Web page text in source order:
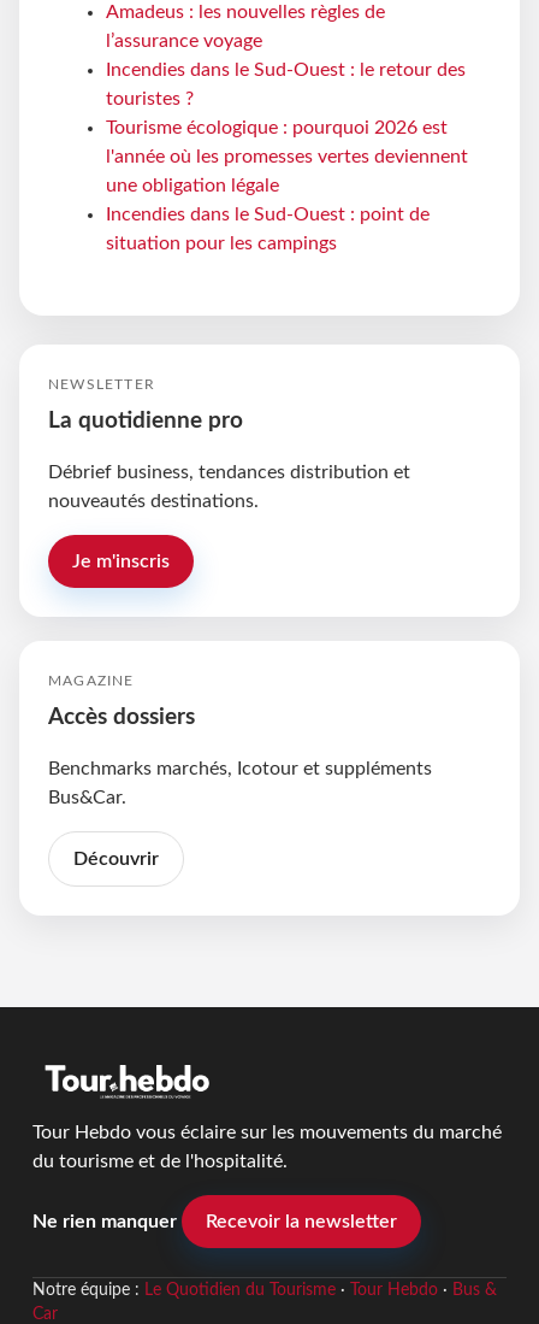
Amadeus : les nouvelles règles de
l’assurance voyage
Incendies dans le Sud-Ouest : le retour des
touristes ?
Tourisme écologique : pourquoi 2026 est
l'année où les promesses vertes deviennent
une obligation légale
Incendies dans le Sud-Ouest : point de
situation pour les campings
NEWSLETTER
La quotidienne pro
Débrief business, tendances distribution et
nouveautés destinations.
Je m'inscris
MAGAZINE
Accès dossiers
Benchmarks marchés, Icotour et suppléments
Bus&Car.
Découvrir
Tour Hebdo vous éclaire sur les mouvements du marché
du tourisme et de l'hospitalité.
Ne rien manquer Recevoir la newsletter
Notre équipe : Le Quotidien du Tourisme· Tour Hebdo· Bus &
Car